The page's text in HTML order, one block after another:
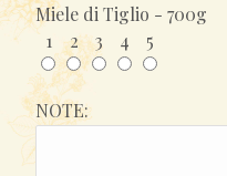
Miele di Tiglio - 700g
1
2 3 4 5
NOTE: